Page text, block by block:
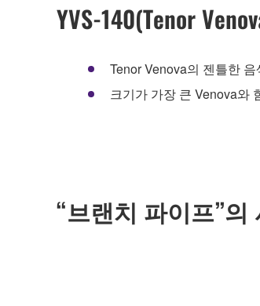
YVS-140(Tenor
Tenor Venova의 젠틀한
크기가 가장 큰 Venova와
“브랜치 파이프”의